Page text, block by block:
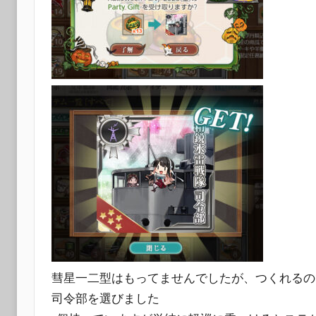
彗星一二型はもってませんでしたが、つくれる
司令部を選びました